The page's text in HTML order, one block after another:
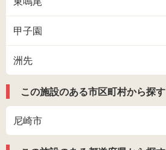
甲子園
洲先
この施設のある市区町村から探す
尼崎市